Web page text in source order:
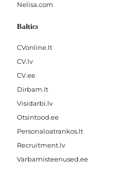
Nelisa.com
Baltics
CVonline.lt
CV.lv
CV.ee
Dirbam.It
Visidarbi.lv
Otsintood.ee
Personaloatrankos.lt
Recruitment.lv
Varbamisteenused.ee